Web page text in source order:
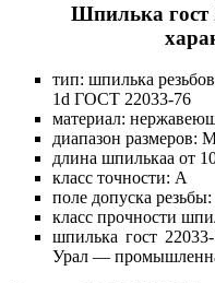
Шпилька гост
тип: шпилька
1d ГОСТ 22033-76
материал:
диапазон
длина шпилькаа от
класс точности: А
поле допуска
класс прочности
шпилька гост
Урал —